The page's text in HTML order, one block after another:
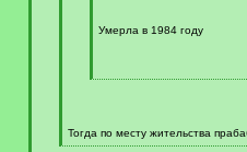
Умерла в 1984 году
[
Тогда по месту жительства
[